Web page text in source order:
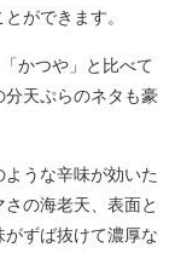
ができます。
かつや」と比べて
天ぷらのネタも豪
うな辛味が効いた
の海老天、表面と
ずば抜けて濃厚な